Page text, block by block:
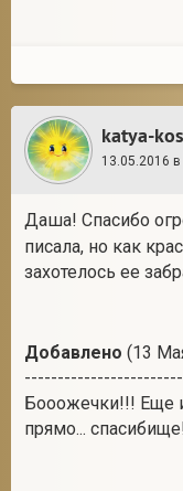
katya-
13.05.2016
Даша! Спасибо
писала, но как
захотелось ее
Добавлено (13
Бооожечки!!! Еще
прямо...